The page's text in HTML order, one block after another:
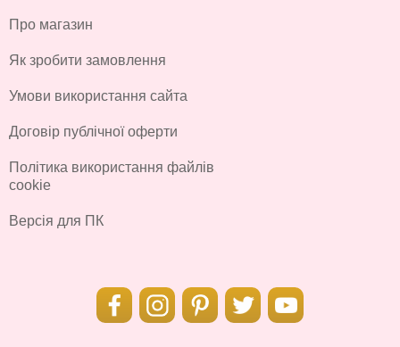
Про магазин
Як зробити замовлення
Умови використання сайта
Договір публічної оферти
Політика використання файлів
cookie
Версія для ПК